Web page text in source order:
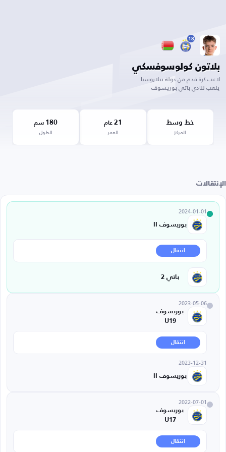
18
بلاتون كولوسوفسكي
لاعب كرة قدم من دولة بيلاروسيا
يلعب لنادي باتي بوريسوف
خط وسط
المركز
21عام
العمر
180 سم
الطول
الإنتقالات
2024-01-01
بوريسوف II
انتقال
باتي 2
2023-05-06
بوريسوف
U19
انتقال
2023-12-31
بوريسوف II
2022-07-01
بوريسوف
U17
انتقال